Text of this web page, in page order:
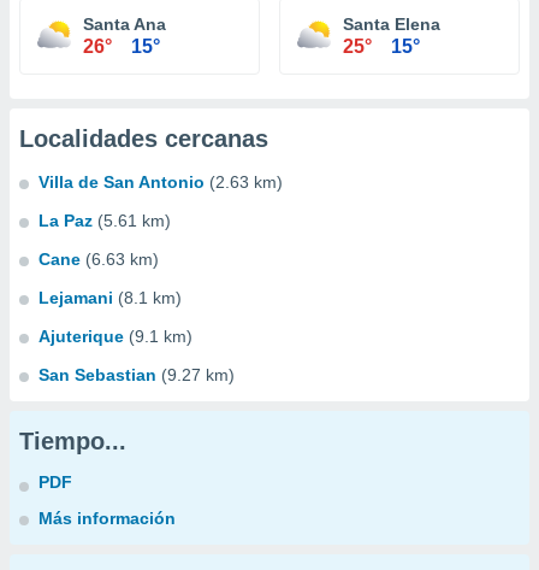
Santa Ana
26° 15°
Santa Elena
25° 15°
Localidades cercanas
Villa de San Antonio (2.63 km)
La Paz (5.61 km)
Cane (6.63 km)
Lejamani (8.1 km)
Ajuterique (9.1 km)
San Sebastian (9.27 km)
Tiempo...
PDF
Más información